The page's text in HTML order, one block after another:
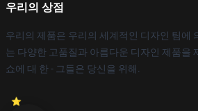
우리의 상점
우리의 제품은 우리의 세계적인 디자인 팀에
는 다양한 고품질과 아름다운 디자인 제품을
쇼에 대 한 - 그들은 당신을 위해.